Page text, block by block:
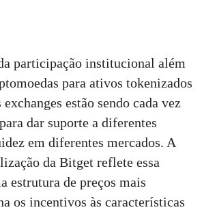
participação institucional além
para ativos tokenizados
estão sendo cada vez
dar suporte a diferentes
em diferentes mercados. A
da Bitget reflete essa
estrutura de preços mais
os incentivos às características